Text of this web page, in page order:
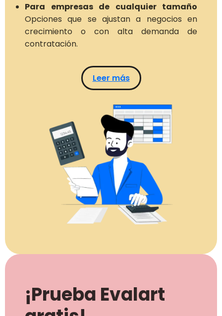
Para empresas de cualquier tamaño
Opciones que se ajustan a negocios en
crecimiento o con alta demanda de
contratación.
Leer más
¡Prueba Evalart